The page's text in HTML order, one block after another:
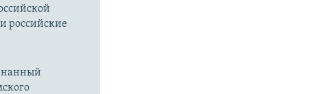
российские